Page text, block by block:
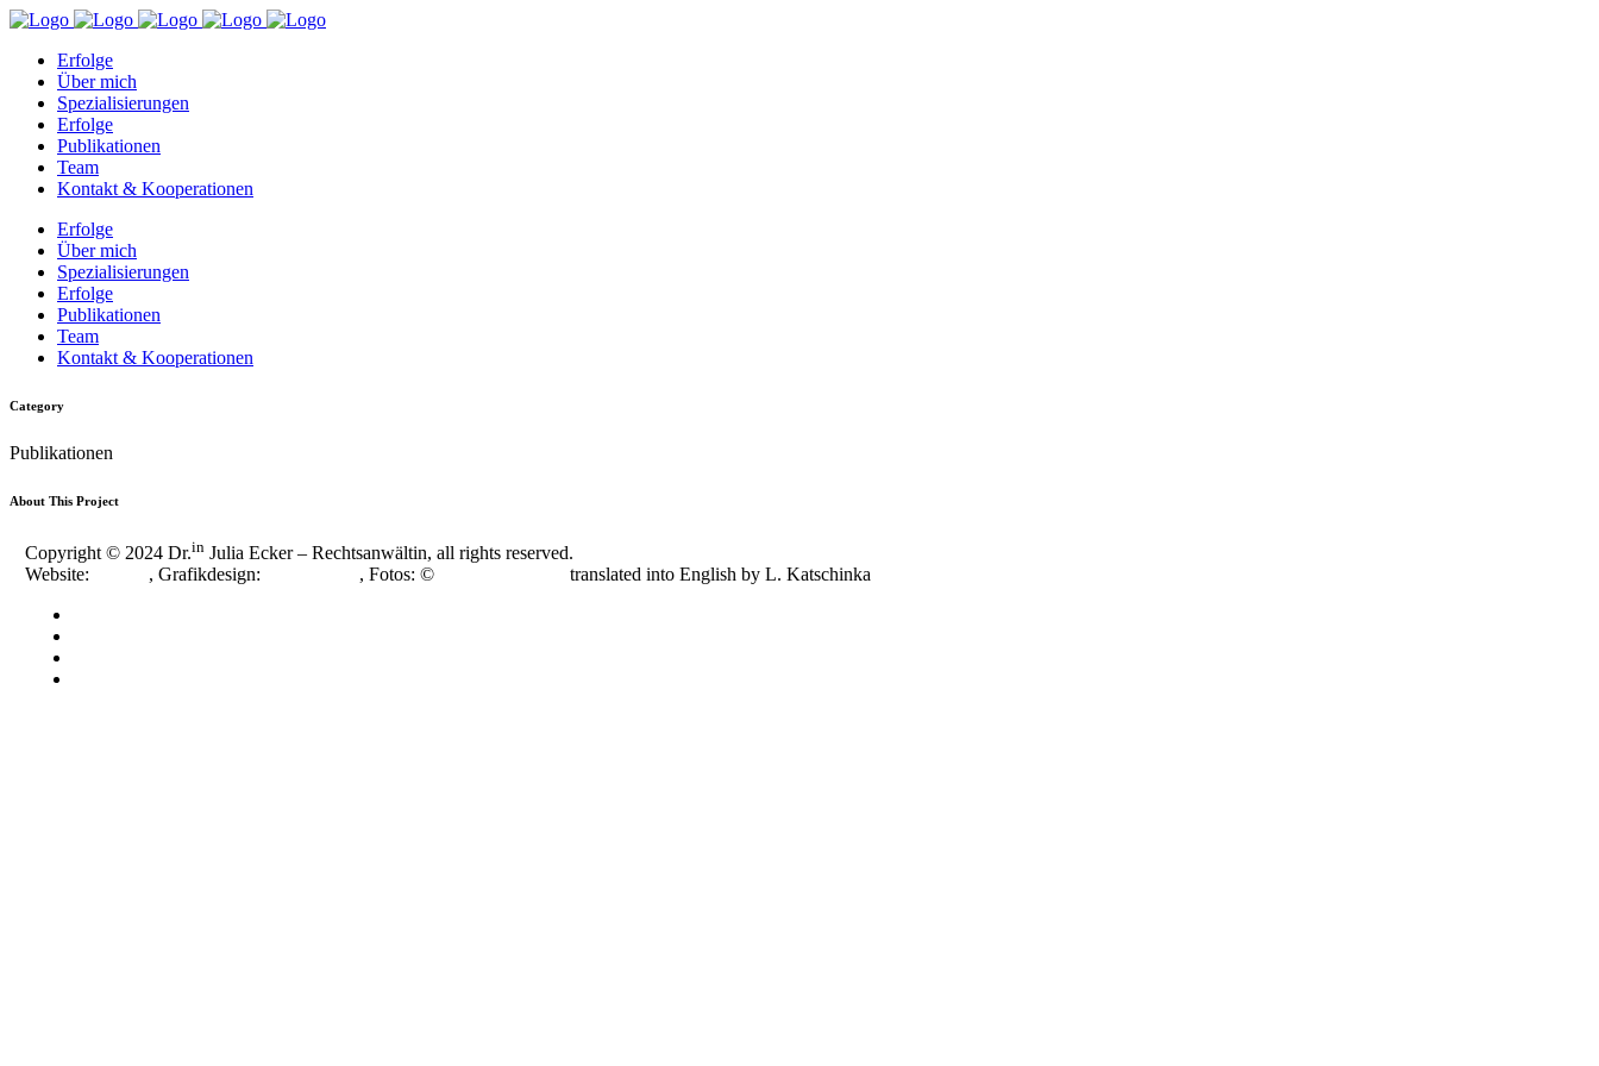
Erfolge
Über mich
Spezialisierungen
Erfolge
Publikationen
Team
Kontakt & Kooperationen
Erfolge
Über mich
Spezialisierungen
Erfolge
Publikationen
Team
Kontakt & Kooperationen
Category
Publikationen
About This Project
Copyright © 2024 Dr.in Julia Ecker – Rechtsanwältin, all rights reserved.
Website:
, Grafikdesign: , Fotos: ©
translated into English by L. Katschinka